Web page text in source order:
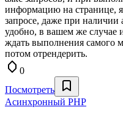
информацию на странице,
запросе, даже при наличии
удобно, в вашем же случае
ждать выполнения самого
потом отрендерить.
0
Посмотреть
Aсинхронный PHP